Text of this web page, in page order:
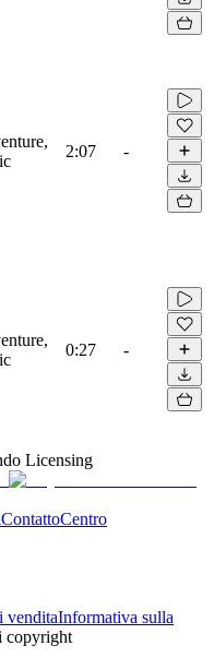
2:07 -
0:27 -
Licensing
ContattoCentro
venditaInformativa sulla
copyright